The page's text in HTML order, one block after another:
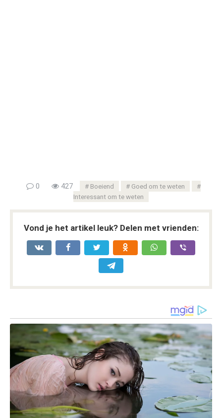
0 427 Boeiend
Goed om te weten
Interessant om te weten
Vond je het artikel leuk? Delen met vrienden: